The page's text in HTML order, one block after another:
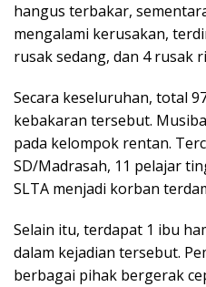
hangus terbakar,
mengalami kerusakan,
rusak sedang, dan 4 rusak
Secara keseluruhan, total
kebakaran tersebut.
pada kelompok rentan.
SD/Madrasah, 11 pelajar
SLTA menjadi korban
Selain itu, terdapat 1 ibu
dalam kejadian tersebut.
berbagai pihak bergerak